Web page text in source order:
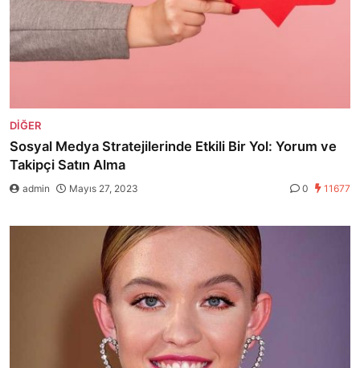
DIĞER
Sosyal Medya Stratejilerinde Etkili Bir Yol: Yorum ve
Takipçi Satın Alma
admin Mayıs 27, 2023 0 11677